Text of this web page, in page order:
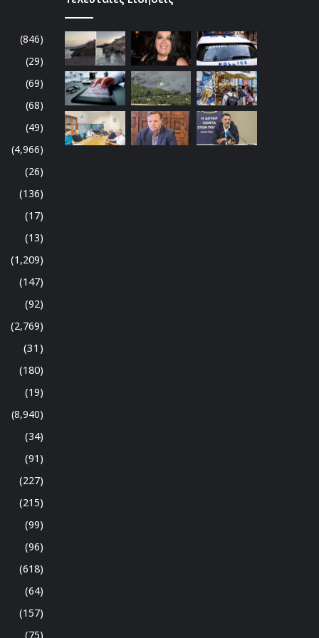
(846)
(29)
(69)
(68)
(49)
(4,966)
(26)
(136)
(17)
(13)
(1,209)
(147)
(92)
(2,769)
(31)
(180)
(19)
(8,940)
(34)
(91)
(227)
(215)
(99)
(96)
(618)
(64)
(157)
(75)